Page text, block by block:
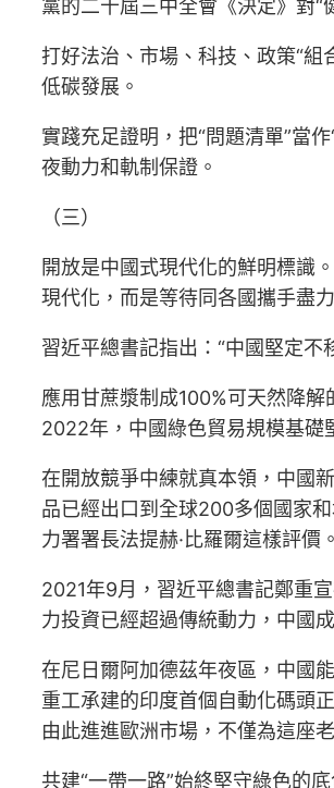
黨的二十屆三中全會《決定》對
打好法治、市場、科技、政策“組
低碳發展。
實踐充足證明，把“問題清單”當
夜動力和軌制保證。
（三）
開放是中國式現代化的鮮明標識
現代化，而是等待同各國攜手盡
習近平總書記指出：“中國堅定
應用甘蔗漿制成100%可天然降
2022年，中國綠色貿易規模基礎
在開放競爭中練就真本領，中國
品已經出口到全球200多個國家
力署署長法提赫·比羅爾這樣評價。
2021年9月，習近平總書記鄭重
力投資已經超過傳統動力，中國
在尼日爾阿加德茲年夜區，中國
重工承建的印度首個自動化碼頭
由此進進歐洲市場，不僅為這座
共建“一帶一路”始終堅守綠色的